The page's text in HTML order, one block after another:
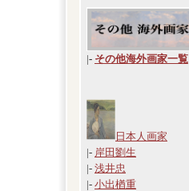
|- その他海外画家一覧
日本人画家
|- 岸田劉生
|- 浅井忠
|- 小出楢重